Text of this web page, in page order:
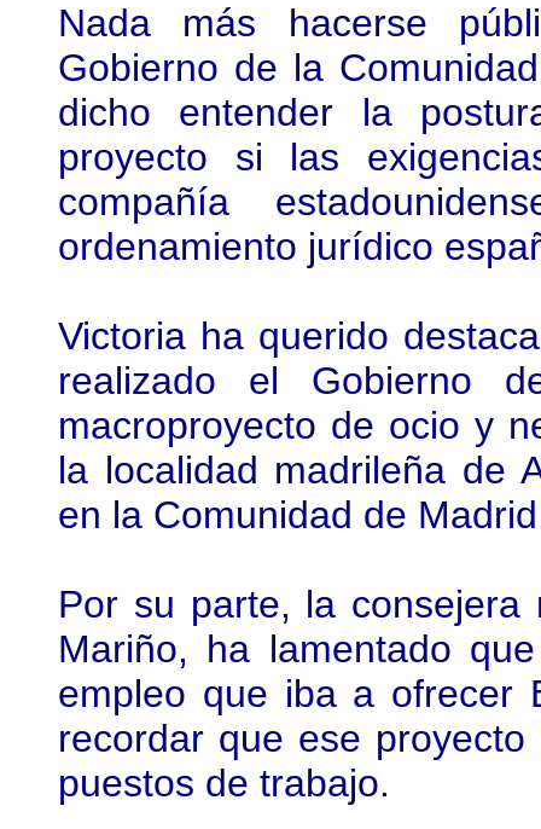
Nada más hacerse
Gobierno de la
dicho entender la
proyecto si las
compañía
ordenamiento jurídico
Victoria ha querido
realizado el Gobierno
macroproyecto de ocio y
la localidad madrileña de
en la Comunidad de
Por su parte, la consejera
Mariño, ha lamentado
empleo que iba a ofrecer
recordar que ese
puestos de trabajo.